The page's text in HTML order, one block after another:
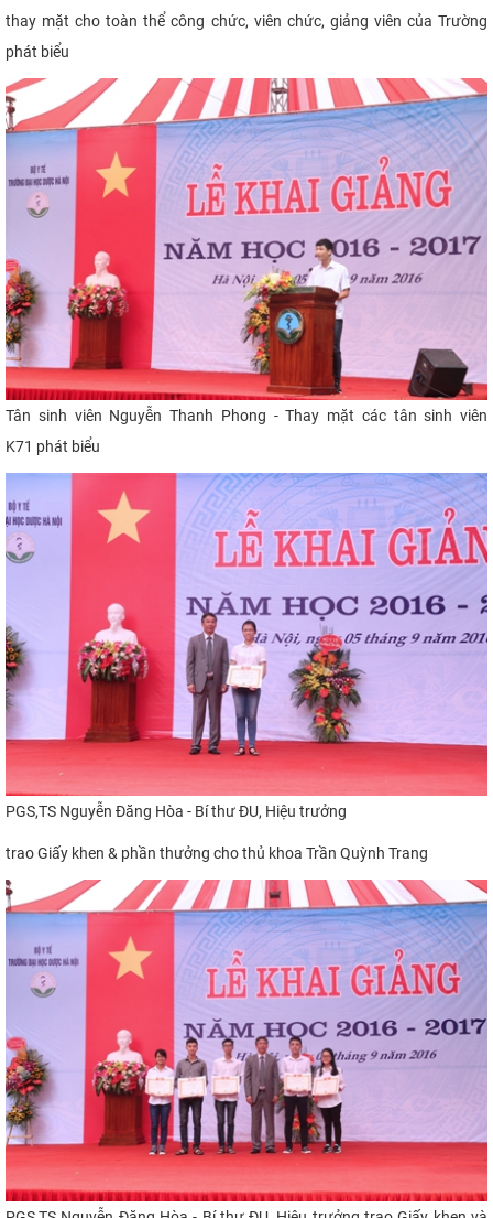
thay mặt cho toàn thể công chức, viên chức, giảng viên của Trường
phát biểu
Tân sinh viên Nguyễn Thanh Phong -Thay mặt các tân sinh viên
K71 phát biểu
PGS,TS Nguyễn Đăng Hòa - Bí thư ĐU, Hiệu trưởng
trao Giấy khen & phần thưởng chothủ khoa Trần Quỳnh Trang